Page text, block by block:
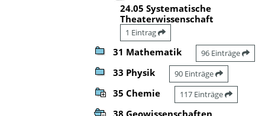
24.05 Systematische
Theaterwissenschaft
1 Eintrag
31 Mathematik 96 Einträge
33 Physik 90 Einträge
35 Chemie 117 Einträge
38 Geowissenschaften